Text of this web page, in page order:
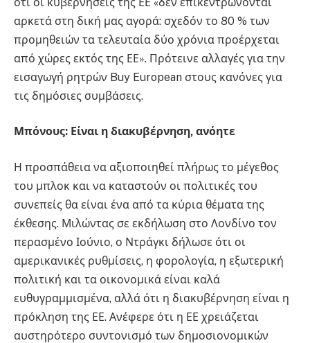
αρκετά στη δική μας αγορά: σχεδόν το 80 % των
προμηθειών τα τελευταία δύο χρόνια προέρχεται
από χώρες εκτός της ΕΕ». Πρότεινε αλλαγές για την
εισαγωγή ρητρών Buy European στους κανόνες για
τις δημόσιες συμβάσεις.
Μπόνους: Είναι η διακυβέρνηση, ανόητε
Η προσπάθεια να αξιοποιηθεί πλήρως το μέγεθος
του μπλοκ και να καταστούν οι πολιτικές του
συνεπείς θα είναι ένα από τα κύρια θέματα της
έκθεσης. Μιλώντας σε εκδήλωση στο Λονδίνο τον
περασμένο Ιούνιο, ο Ντράγκι δήλωσε ότι οι
αμερικανικές ρυθμίσεις, η φορολογία, η εξωτερική
πολιτική και τα οικονομικά είναι καλά
ευθυγραμμισμένα, αλλά ότι η διακυβέρνηση είναι η
πρόκληση της ΕΕ. Ανέφερε ότι η ΕΕ χρειάζεται
αυστηρότερο συντονισμό των δημοσιονομικών